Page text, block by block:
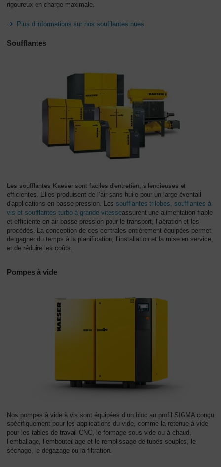
rigoureux en charge maximale.
Plus d’informations sur nos soufflantes nues
Soufflantes
Les soufflantes Kaeser sont faciles d'entretien, silencieuses et
efficientes. Elles produisent de l’air sans huile pour un large éventail
d'applications en basse pression. Les soufflantes trilobes, soufflantes à
vis et soufflantes turbo à grande vitesseassurent une alimentation fiable
et efficiente en air basse pression pour le transport, l’aération et les
procédés. La conception de ces centrales entièrement équipées permet
de gagner du temps à la planification, l’installation et la mise en service,
et de réduire les coûts.
Pompes à vide
Nos pompes à vide à vis sont équipées d’un bloc au profil SIGMA conçu
spécifiquement pour les applications du vide, comme la retenue à vide
pour les tables de travail CNC, le formage sous vide ou à chaud,
l’emballage, l’embouteillage et le remplissage de tubes souples, le
séchage, le dégazage ou la filtration.